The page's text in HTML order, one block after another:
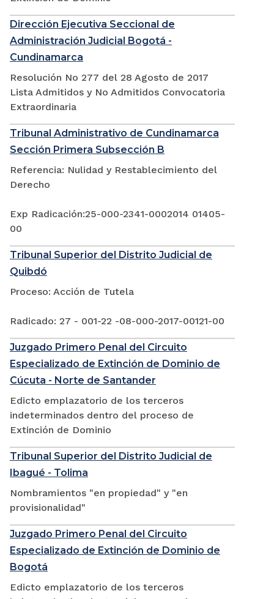
Dirección Ejecutiva Seccional de
Administración Judicial Bogotá -
Cundinamarca
Resolución No 277 del 28 Agosto de 2017
Lista Admitidos y No Admitidos Convocatoria
Extraordinaria
Tribunal Administrativo de Cundinamarca
Sección Primera Subsección B
Referencia: Nulidad y Restablecimiento del
Derecho
Exp Radicación:25-000-2341-0002014 01405-
00
Tribunal Superior del Distrito Judicial de
Quibdó
Proceso: Acción de Tutela
Radicado: 27 - 001-22 -08-000-2017-00121-00
Juzgado Primero Penal del Circuito
Especializado de Extinción de Dominio de
Cúcuta - Norte de Santander
Edicto emplazatorio de los terceros
indeterminados dentro del proceso de
Extinción de Dominio
Tribunal Superior del Distrito Judicial de
Ibagué - Tolima
Nombramientos "en propiedad" y "en
provisionalidad"
Juzgado Primero Penal del Circuito
Especializado de Extinción de Dominio de
Bogotá
Edicto emplazatorio de los terceros